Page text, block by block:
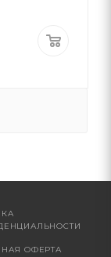
ОФЕРТА